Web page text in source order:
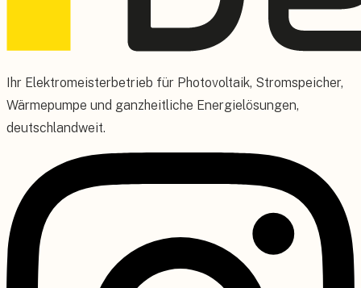
Ihr Elektromeisterbetrieb für Photovoltaik, Stromspeicher,
Wärmepumpe und ganzheitliche Energielösungen,
deutschlandweit.